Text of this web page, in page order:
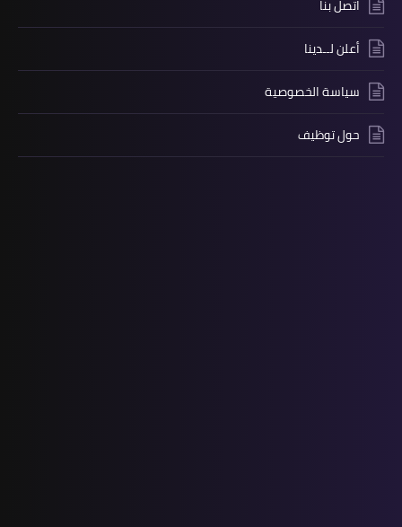
بنا
لــدينا
الخصوصية
توظيف